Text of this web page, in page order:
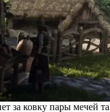
за ковку пары мечей